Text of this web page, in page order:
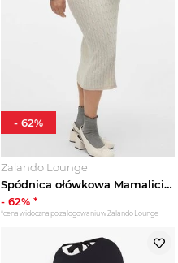
Zalando Lounge
Spódnica ołówkowa Mamalicious mleczny
- 62% *
*cena widoczna po zalogowaniu w Zalando Lounge
- 62%